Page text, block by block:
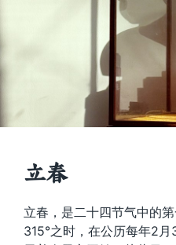
立春
立春，是二十四节气中的
315°之时，在公历每年2